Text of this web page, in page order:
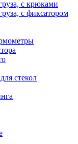
с крюками
с фиксатором
стекол